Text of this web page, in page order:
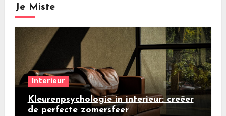
Je Miste
Interieur
Kleurenpsychologie in interieur: creëer
de perfecte zomersfeer